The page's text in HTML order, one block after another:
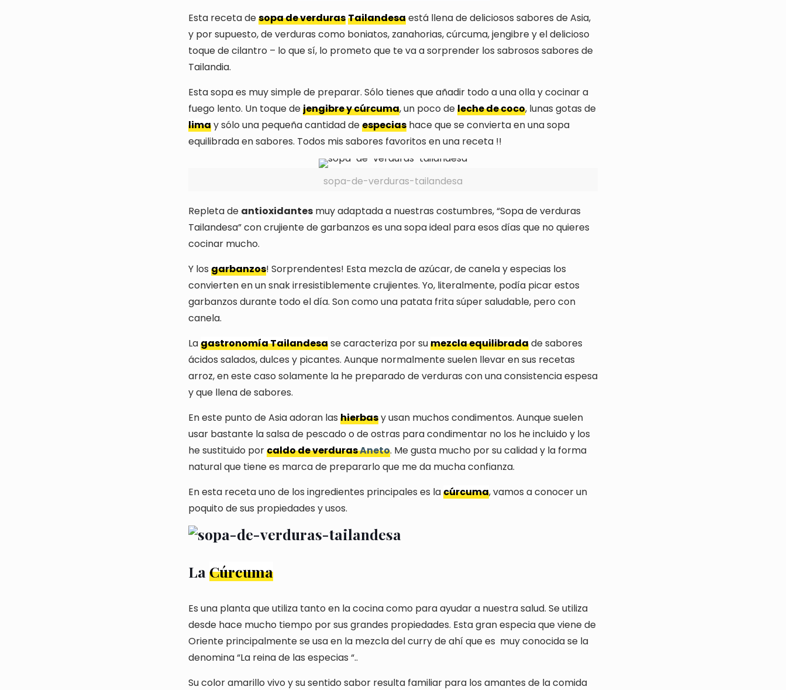
Esta receta desopa de verdurasTailandesaestá llena de deliciosos sabores de Asia,
y por supuesto, de verduras como boniatos, zanahorias, cúrcuma, jengibre y el delicioso
toque de cilantro – lo que sí, lo prometo que te va a sorprender los sabrosos sabores de
Tailandia.
Esta sopa es muy simple de preparar. Sólo tienes que añadir todo a una olla y cocinar a
fuego lento. Un toque dejengibre y cúrcuma, un poco deleche de coco, lunas gotas de
limay sólo una pequeña cantidad deespecias hace que se convierta en una sopa
equilibrada en sabores. Todos mis sabores favoritos en una receta !!
sopa-de-verduras-tailandesa
Repleta de antioxidantes muy adaptada a nuestras costumbres, “Sopa de verduras
Tailandesa” con crujiente de garbanzos es una sopa ideal para esos días que no quieres
cocinar mucho.
Y los garbanzos! Sorprendentes! Esta mezcla de azúcar, de canela y especias los
convierten en un snak irresistiblemente crujientes. Yo, literalmente, podía picar estos
garbanzos durante todo el día. Son como una patata frita súper saludable, pero con
canela.
Lagastronomía Tailandesase caracteriza por sumezcla equilibradade sabores
ácidos salados, dulces y picantes. Aunque normalmente suelen llevar en sus recetas
arroz, en este caso solamente la he preparado de verduras con una consistencia espesa
y que llena de sabores.
En este punto de Asia adoran las hierbasy usan muchos condimentos. Aunque suelen
usar bastante la salsa de pescado o de ostras para condimentar no los he incluido y los
he sustituido porcaldo de verdurasAneto. Me gusta mucho por su calidad y la forma
natural que tiene es marca de prepararlo que me da mucha confianza.
En esta receta uno de los ingredientes principales es lacúrcuma, vamos a conocer un
poquito de sus propiedades y usos.
La Cúrcuma
Es una planta que utiliza tanto en la cocina como para ayudar a nuestra salud. Se utiliza
desde hace mucho tiempo por sus grandes propiedades. Esta gran especia que viene de
Oriente principalmente se usa en la mezcla del curry de ahí que es muy conocida se la
denomina “La reina de las especias “..
Su color amarillo vivo y su sentido sabor resulta familiar para los amantes de la comida